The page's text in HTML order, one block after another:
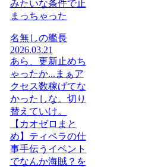
みたいな条件で止
まっちゃった
名無しの艦長
2026.03.21
あら、更新止めち
ゃったか...まぁア
クセス数稼げてな
かったしな。切り
替えていけ。
【カオゼロまと
め】ティペラの仕
事手伝うイベント
でなんか海賊？を